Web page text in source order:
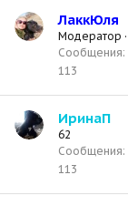
ЛаккЮля
Модератор ·
Сообщения
113
ИринаП
62
Сообщения
113